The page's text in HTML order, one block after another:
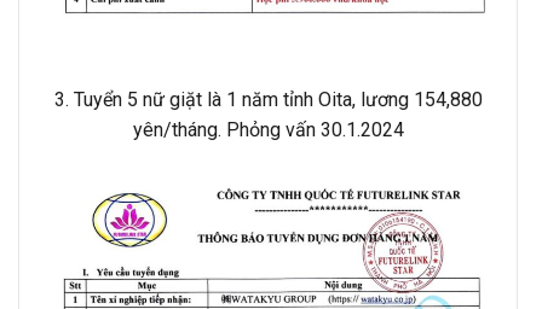
3. Tuyển 5 nữ giặt là 1 năm tỉnh Oita, lương 154,880
yên/tháng. Phỏng vấn 30.1.2024